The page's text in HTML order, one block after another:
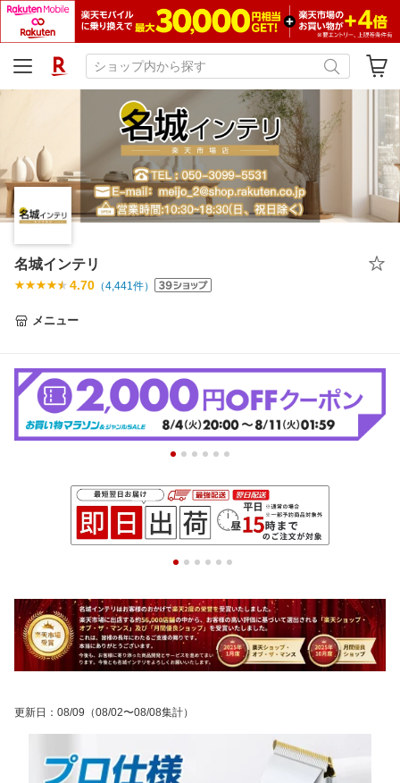
名城インテリ
4.70 （4,441件）
メニュー
更新日 ： 08/09 （08/02〜08/08集計）